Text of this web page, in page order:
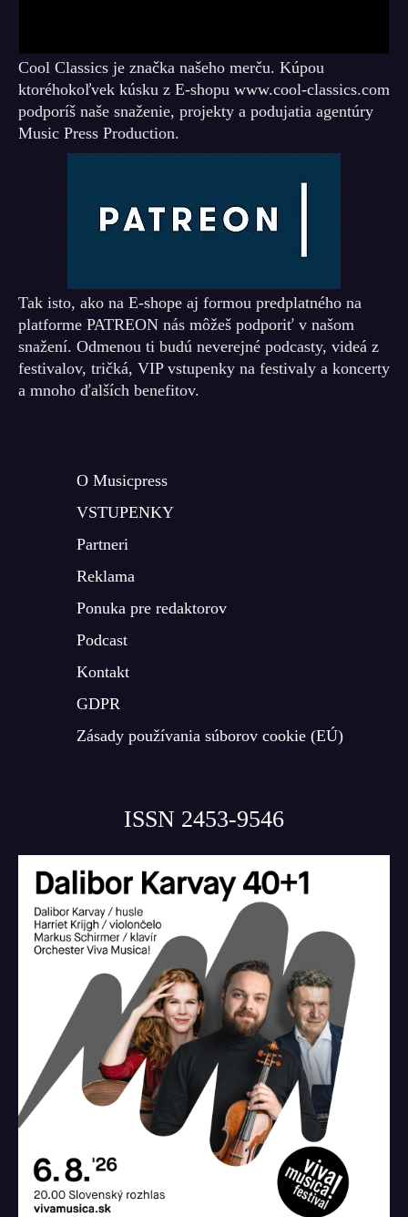
Cool Classics je značka našeho merču. Kúpou
ktoréhokoľvek kúsku z E-shopu www.cool-classics.com
podporíš naše snaženie, projekty a podujatia agentúry
Music Press Production.
Tak isto, ako na E-shope aj formou predplatného na
platforme PATREON nás môžeš podporiť v našom
snažení. Odmenou ti budú neverejné podcasty, videá z
festivalov, tričká, VIP vstupenky na festivaly a koncerty
a mnoho ďalších benefitov.
O Musicpress
VSTUPENKY
Partneri
Reklama
Ponuka pre redaktorov
Podcast
Kontakt
GDPR
Zásady používania súborov cookie (EÚ)
ISSN 2453-9546